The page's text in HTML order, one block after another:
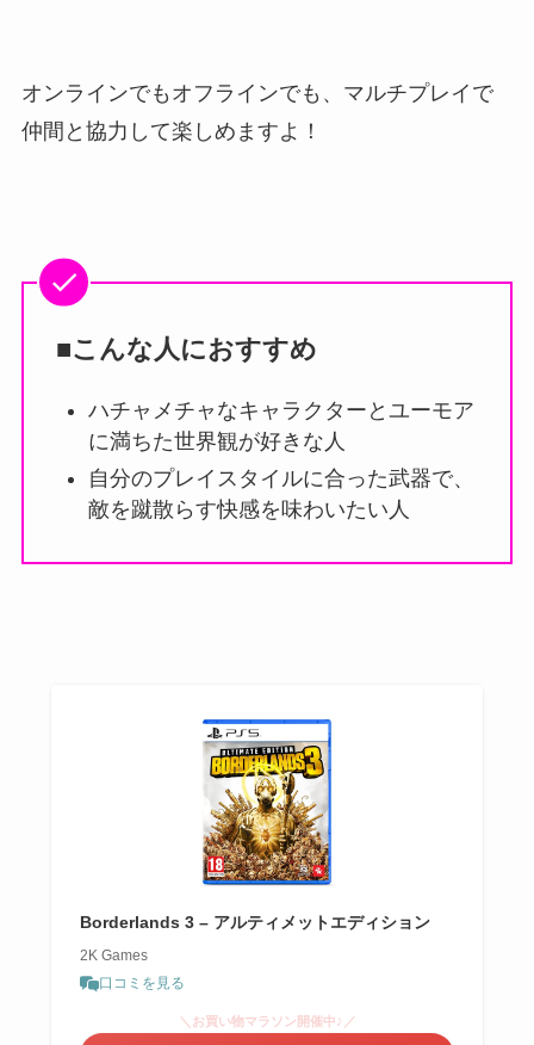
オンラインでもオフラインでも、マルチプレイで
仲間と協力して楽しめますよ！
■こんな人におすすめ
ハチャメチャなキャラクターとユーモア
に満ちた世界観が好きな人
自分のプレイスタイルに合った武器で、
敵を蹴散らす快感を味わいたい人
Borderlands 3 – アルティメットエディション
2K Games
口コミを見る
＼お買い物マラソン開催中♪／